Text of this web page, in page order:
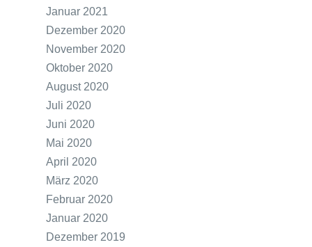
Januar 2021
Dezember 2020
November 2020
Oktober 2020
August 2020
Juli 2020
Juni 2020
Mai 2020
April 2020
März 2020
Februar 2020
Januar 2020
Dezember 2019